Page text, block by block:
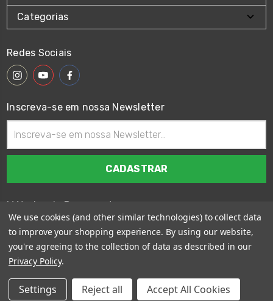
Categorias
Redes Sociais
Inscreva-se em nossa Newsletter
de
email
Métodos de Pagamento
Sitemap
We use cookies (and other similar technologies) to collect data
to improve your shopping experience. By using our website,
you're agreeing to the collection of data as described in our
Privacy Policy.
Settings Reject all Accept All Cookies